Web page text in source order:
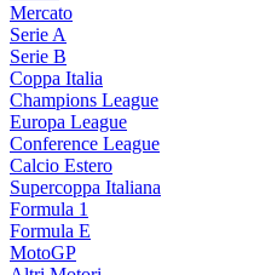
Mercato
Serie A
Serie B
Coppa Italia
Champions League
Europa League
Conference League
Calcio Estero
Supercoppa Italiana
Formula 1
Formula E
MotoGP